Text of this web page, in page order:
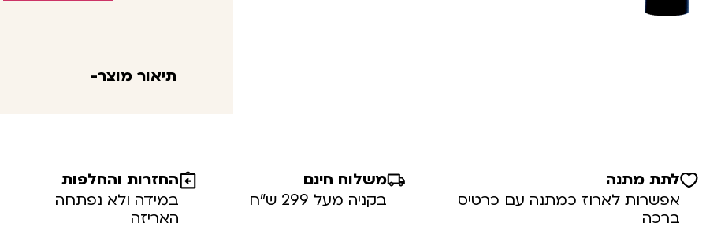
תיאור מוצר-
לתת מתנה
אפשרות לארוז כמתנה עם כרטיס
ברכה
משלוח חינם
בקניה מעל 299 ש”ח
החזרות והחלפות
במידה ולא נפתחה
האריזה